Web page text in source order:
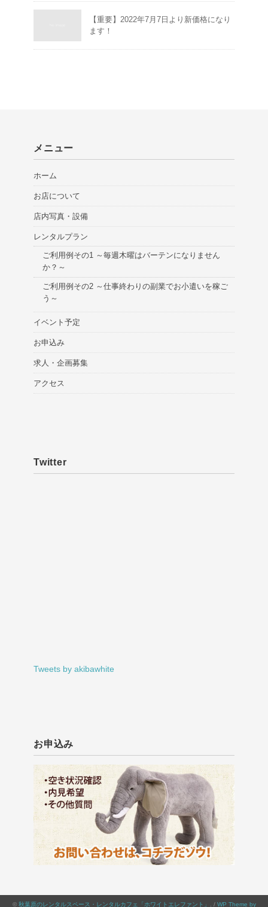
【重要】2022年7月7日より新価格になり
ます！
メニュー
ホーム
お店について
店内写真・設備
レンタルプラン
ご利用例その1 ～毎週木曜はバーテンになりません
か？～
ご利用例その2 ～仕事終わりの副業でお小遣いを稼ご
う～
イベント予定
お申込み
求人・企画募集
アクセス
Twitter
Tweets by akibawhite
お申込み
© 秋葉原のレンタルスペース・レンタルカフェ「ホワイトエレファント」 . / WP Theme by